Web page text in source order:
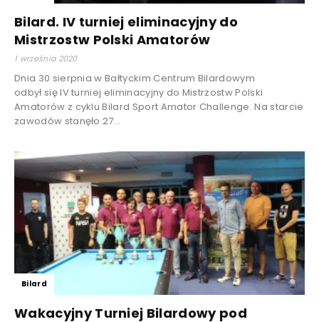
Bilard. IV turniej eliminacyjny do
Mistrzostw Polski Amatorów
1 września 2020
Dnia 30 sierpnia w Bałtyckim Centrum Bilardowym
odbył się IV turniej eliminacyjny do Mistrzostw Polski
Amatorów z cyklu Bilard Sport Amator Challenge. Na starcie
zawodów stanęło 27...
Bilard
Wakacyjny Turniej Bilardowy pod